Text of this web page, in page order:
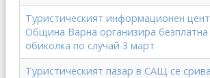
Туристическият информационен
Община Варна организира безплатна
обиколка по случай 3 март
Туристическият пазар в САЩ се срива